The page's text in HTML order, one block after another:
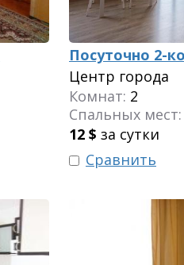
Посуточно 2-
Центр города
Комнат: 2
Спальных мест:
12 $ за сутки
Сравнить